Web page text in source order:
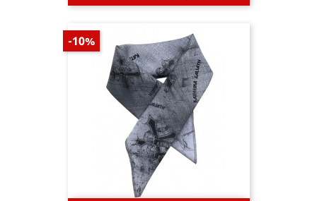
base
-10%